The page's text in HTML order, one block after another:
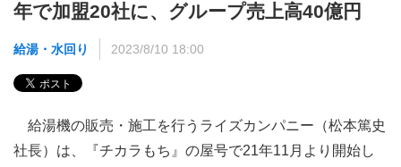
年で加盟20社に、グループ売上高40億円
給湯・水回り 2023/8/10 18:00
給湯機の販売・施工を行うライズカンパニー（松本篤史
社長）は、『チカラもち』の屋号で21年11月より開始し